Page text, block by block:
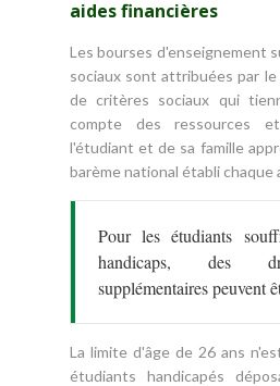
aides financières
Les bourses d'enseignement
sociaux sont attribuées par
de critères sociaux qui
compte des ressources
l'étudiant et de sa famille
barème national établi chaque
Pour les étudiants
handicaps, des
supplémentaires peuvent
La limite d'âge de 26 ans
étudiants handicapés